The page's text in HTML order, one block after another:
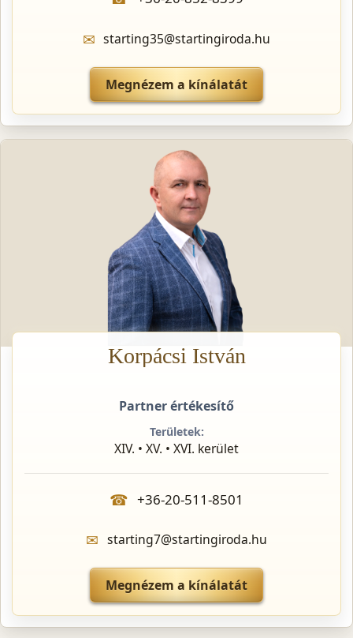
✉ starting35@startingiroda.hu
Megnézem a kínálatát
Korpácsi István
Partner értékesítő
Területek:
XIV. • XV. • XVI. kerület
☎ +36-20-511-8501
✉ starting7@startingiroda.hu
Megnézem a kínálatát